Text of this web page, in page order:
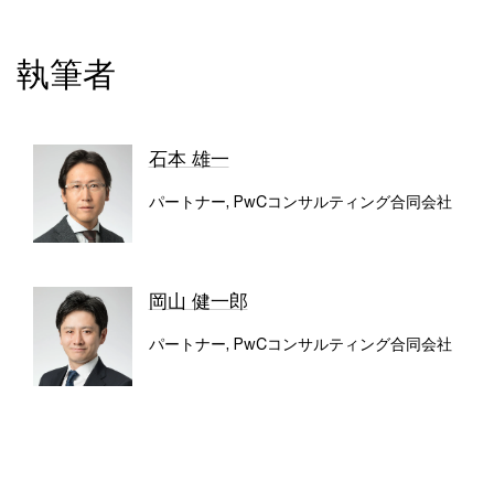
執筆者
石本 雄一
パートナー, PwCコンサルティング合同会社
岡山 健一郎
パートナー, PwCコンサルティング合同会社